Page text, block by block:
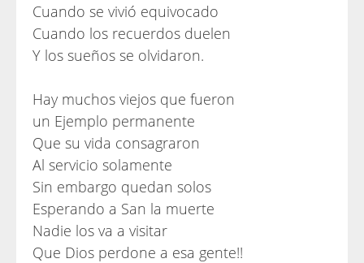
Cuando se vivió equivocado
Cuando los recuerdos duelen
Y los sueños se olvidaron.
Hay muchos viejos que fueron
un Ejemplo permanente
Que su vida consagraron
Al servicio solamente
Sin embargo quedan solos
Esperando a San la muerte
Nadie los va a visitar
Que Dios perdone a esa gente!!